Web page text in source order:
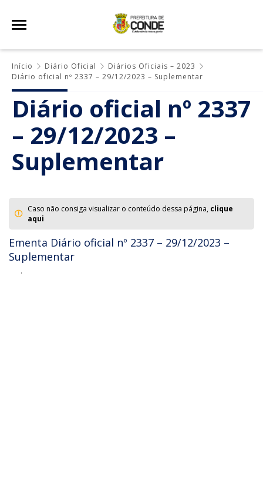
Início Diário Oficial
Diários Oficiais – 2023
Diário oficial nº 2337 – 29/12/2023 – Suplementar
Diário oficial nº 2337
– 29/12/2023 –
Suplementar
Caso não consiga visualizar o conteúdo dessa página, clique
aqui
Ementa Diário oficial nº 2337 – 29/12/2023 –
Suplementar
.